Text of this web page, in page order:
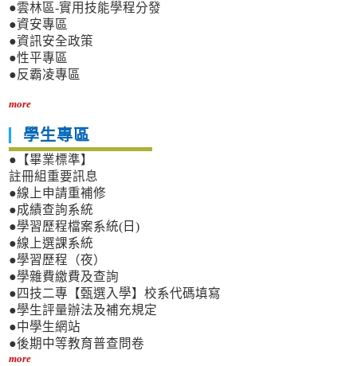
●雲林區-實用技能學程分發
●資安專區
●資訊安全政策
●性平專區
●反霸凌專區
more
學生專區
●【畢業標準】
註冊組重要訊息
●線上申請重補修
●成績查詢系統
●學習歷程檔案系統(日)
●線上選課系統
●學習歷程（夜）
●學雜費繳費及查詢
●四技二專【甄選入學】校系代碼填寫
●學生評量辦法及補充規定
●中學生網站
●後期中等教育普查問卷
more